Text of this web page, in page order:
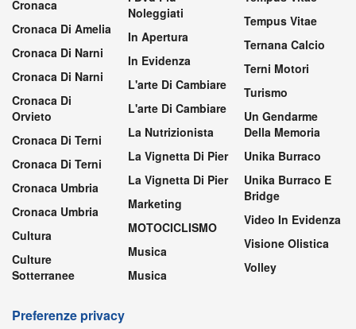
Cronaca
Cronaca Di Amelia
Cronaca Di Narni
Cronaca Di Narni
Cronaca Di
Orvieto
Cronaca Di Terni
Cronaca Di Terni
Cronaca Umbria
Cronaca Umbria
Cultura
Culture
Sotterranee
Noleggiati
In Apertura
In Evidenza
L'arte Di Cambiare
L'arte Di Cambiare
La Nutrizionista
La Vignetta Di Pier
La Vignetta Di Pier
Marketing
MOTOCICLISMO
Musica
Musica
Tempus Vitae
Ternana Calcio
Terni Motori
Turismo
Un Gendarme
Della Memoria
Unika Burraco
Unika Burraco E
Bridge
Video In Evidenza
Visione Olistica
Volley
Preferenze privacy